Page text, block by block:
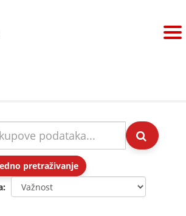
pretraživanje